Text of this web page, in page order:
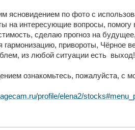
ясновидением по фото с
на интересующие вопросы,
сделаю прогноз на
привороты, Чёрное
из любой ситуации есть
ознакомьтесь, пожалуйста, с
profile/elena2/